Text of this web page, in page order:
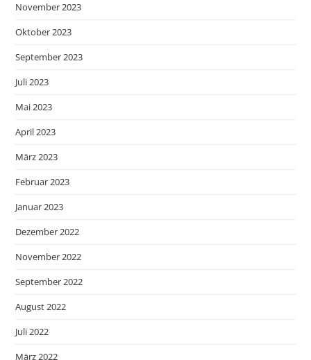
November 2023
Oktober 2023
September 2023
Juli 2023
Mai 2023
April 2023
März 2023
Februar 2023
Januar 2023
Dezember 2022
November 2022
September 2022
August 2022
Juli 2022
März 2022